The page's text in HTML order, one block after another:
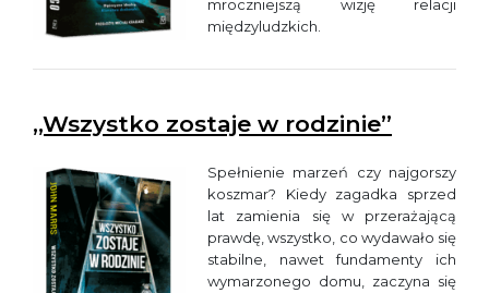
mroczniejszą wizję relacji
międzyludzkich.
„Wszystko zostaje w rodzinie”
Spełnienie marzeń czy najgorszy
koszmar? Kiedy zagadka sprzed
lat zamienia się w przerażającą
prawdę, wszystko, co wydawało się
stabilne, nawet fundamenty ich
wymarzonego domu, zaczyna się